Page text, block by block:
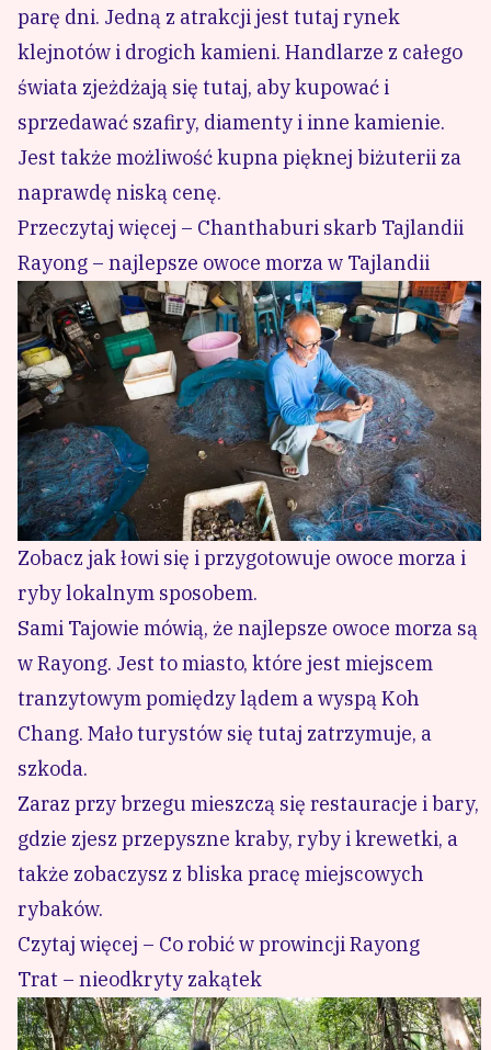
parę dni. Jedną z atrakcji jest tutaj rynek
klejnotów i drogich kamieni. Handlarze z całego
świata zjeżdżają się tutaj, aby kupować i
sprzedawać szafiry, diamenty i inne kamienie.
Jest także możliwość kupna pięknej biżuterii za
naprawdę niską cenę.
Przeczytaj więcej – Chanthaburi skarb Tajlandii
Rayong – najlepsze owoce morza w Tajlandii
Zobacz jak łowi się i przygotowuje owoce morza i
ryby lokalnym sposobem.
Sami Tajowie mówią, że najlepsze owoce morza są
w Rayong. Jest to miasto, które jest miejscem
tranzytowym pomiędzy lądem a wyspą Koh
Chang. Mało turystów się tutaj zatrzymuje, a
szkoda.
Zaraz przy brzegu mieszczą się restauracje i bary,
gdzie zjesz przepyszne kraby, ryby i krewetki, a
także zobaczysz z bliska pracę miejscowych
rybaków.
Czytaj więcej – Co robić w prowincji Rayong
Trat – nieodkryty zakątek